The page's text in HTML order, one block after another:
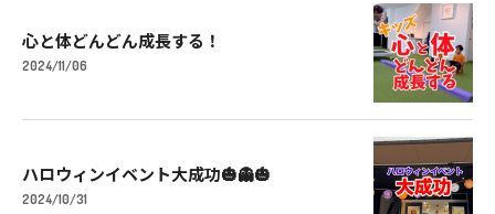
心と体どんどん成長する！
2024/11/06
ハロウィンイベント大成功🎃👻🎃
2024/10/31